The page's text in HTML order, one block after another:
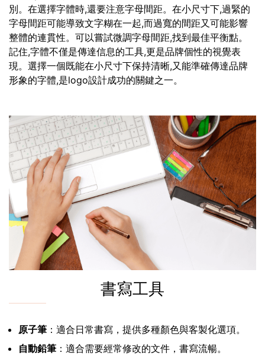
別。在選擇字體時,還要注意字母間距。在小尺寸下,過緊的
字母間距可能導致文字糊在一起,而過寬的間距又可能影響
整體的連貫性。可以嘗試微調字母間距,找到最佳平衡點。
記住,字體不僅是傳達信息的工具,更是品牌個性的視覺表
現。選擇一個既能在小尺寸下保持清晰,又能準確傳達品牌
形象的字體,是logo設計成功的關鍵之一。
書寫工具
原子筆 ：適合日常書寫，提供多種顏色與客製化選項。
自動鉛筆 ：適合需要經常修改的文件，書寫流暢。